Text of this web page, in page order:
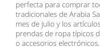
perfecta para comprar
tradicionales de Arabia
mes de julio y los
prendas de ropa típicos
o accesorios electrónicos.